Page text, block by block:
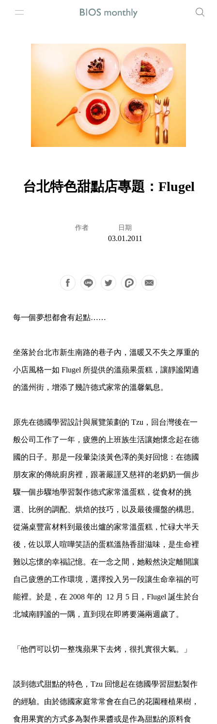
台北特色甜點店專題：Flugel
作者 日期
03.01.2011
每一個夢想都會有起點……
坐落於台北市新生南路的巷子內，溫暖又不失之厚重的
小店風格一如 Flugel 所提供的溫蘋果蛋糕，讓靜謐閑適
的溫州街，增添了幾許德式家常的溫馨氣息。
原先在德國學習設計與展覽策劃的 Tzu，回台灣後在一
般公司工作了一年，疲憊的上班族生活讓她懷念起在德
國的日子。那是一段暈染淡黃色澤的美好回憶：在德國
朋友家的傳統廚房裡，跟著嚴謹又慈祥的老奶奶一個步
驟一個步驟地學習製作德式家常溫蛋糕，從食材的挑
選、比例的調配、烘焙的技巧，以及最後擺盤的構思。
從滿桌豐富材料到最後出爐的家常溫蛋糕，忙碌大半天
後，佐以眾人喧嘩笑語的蛋糕溫熱香甜滋味，是生命裡
難以忘懷的幸福記憶。在一念之間，她毅然決定離開讓
自己疲憊的工作環境，選擇投入另一段讓生命幸福的可
能裡。於是，在 2008 年的 12 月 5 日，Flugel 誕生於台
北城南靜謐的一隅，直到現在即將要滿兩週歲了。
「他們可以切一整塊蘋果下去烤，很扎實很大氣。」
談到德式甜點的特色，Tzu 回憶起在德國學習甜點製作
的經驗。由於德國家庭常常會在自己的花園種植果樹，
食用果實的方式多為製作果醬或是作為甜點的原料食